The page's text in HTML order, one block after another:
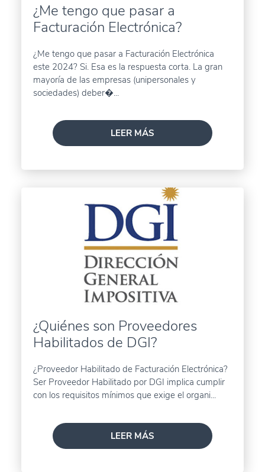
¿Me tengo que pasar a
Facturación Electrónica?
¿Me tengo que pasar a Facturación Electrónica
este 2024? Si. Esa es la respuesta corta. La gran
mayoría de las empresas (unipersonales y
sociedades) deber�...
LEER MÁS
¿Quiénes son Proveedores
Habilitados de DGI?
¿Proveedor Habilitado de Facturación Electrónica?
Ser Proveedor Habilitado por DGI implica cumplir
con los requisitos mínimos que exige el organi...
LEER MÁS